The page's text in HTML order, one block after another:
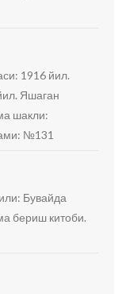
1916 йил.
Яшаган
шакли:
№131
Бувайда
бериш китоби.